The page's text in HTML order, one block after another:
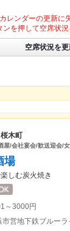
カレンダーの更新に
ンを押して空席状況
空席状況を
木町
屋/会社宴会/歓送迎会/
場
しむ炭火焼き
～3000円